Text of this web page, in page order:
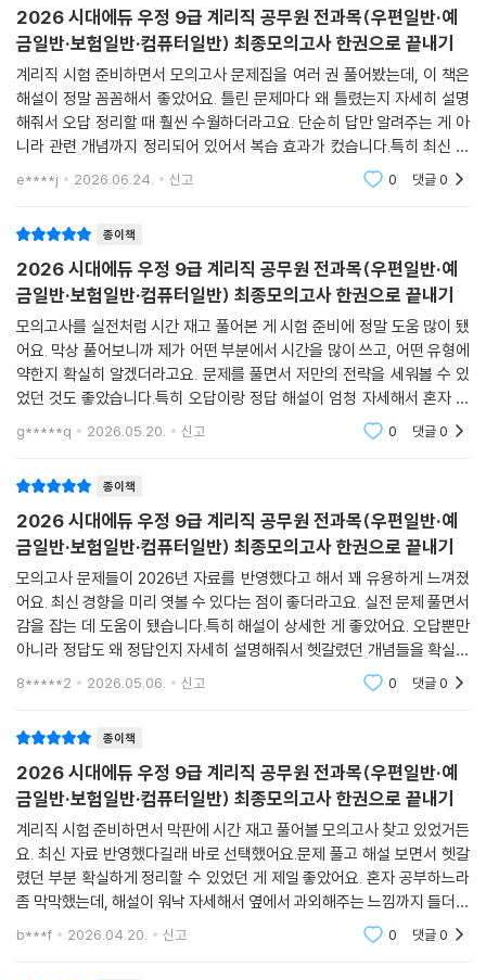
2026 시대에듀 우정 9급 계리직 공무원 전과목(우편일반·예
금일반·보험일반·컴퓨터일반) 최종모의고사 한권으로 끝내기
계리직 시험 준비하면서 모의고사 문제집을 여러 권 풀어봤는데, 이 책은
해설이 정말 꼼꼼해서 좋았어요. 틀린 문제마다 왜 틀렸는지 자세히 설명
해줘서 오답 정리할 때 훨씬 수월하더라고요. 단순히 답만 알려주는 게 아
니라 관련 개념까지 정리되어 있어서 복습 효과가 컸습니다.특히 최신 출
제 경향을 반영한 5회분 모의고사가 실전 감각을 익히는 데 도움이 많이
됐어요. 시험 직전
e****j 2026.06.24. 신고 0 댓글0
종이책
2026 시대에듀 우정 9급 계리직 공무원 전과목(우편일반·예
금일반·보험일반·컴퓨터일반) 최종모의고사 한권으로 끝내기
모의고사를 실전처럼 시간 재고 풀어본 게 시험 준비에 정말 도움 많이 됐
어요. 막상 풀어보니까 제가 어떤 부분에서 시간을 많이 쓰고, 어떤 유형에
약한지 확실히 알겠더라고요. 문제를 풀면서 저만의 전략을 세워볼 수 있
었던 것도 좋았습니다.특히 오답이랑 정답 해설이 엄청 자세해서 혼자 공
부하기에도 딱 좋았습니다. 단순히 답만 알려주는 게 아니라, 왜 정답이고
오답인지 설명
g*****q 2026.05.20. 신고 0 댓글0
종이책
2026 시대에듀 우정 9급 계리직 공무원 전과목(우편일반·예
금일반·보험일반·컴퓨터일반) 최종모의고사 한권으로 끝내기
모의고사 문제들이 2026년 자료를 반영했다고 해서 꽤 유용하게 느껴졌
어요. 최신 경향을 미리 엿볼 수 있다는 점이 좋더라고요. 실전 문제 풀면서
감을 잡는 데 도움이 됐습니다.특히 해설이 상세한 게 좋았어요. 오답뿐만
아니라 정답도 왜 정답인지 자세히 설명해줘서 헷갈렸던 개념들을 확실히
정리할 수 있었거든요. 문제 풀이와 동시에 핵심 개념까지 같이 챙길 수 있
8*****2 2026.05.06. 신고 0 댓글0
종이책
2026 시대에듀 우정 9급 계리직 공무원 전과목(우편일반·예
금일반·보험일반·컴퓨터일반) 최종모의고사 한권으로 끝내기
계리직 시험 준비하면서 막판에 시간 재고 풀어볼 모의고사 찾고 있었거든
요. 최신 자료 반영했다길래 바로 선택했어요.문제 풀고 해설 보면서 헷갈
렸던 부분 확실하게 정리할 수 있었던 게 제일 좋았어요. 혼자 공부하느라
좀 막막했는데, 해설이 워낙 자세해서 옆에서 과외해주는 느낌까지 들더라
고요.기출문제 강의도 무료로 볼 수 있어서 좋았어요. 문제만 푸는 것보다
b***f 2026.04.20. 신고 0 댓글0